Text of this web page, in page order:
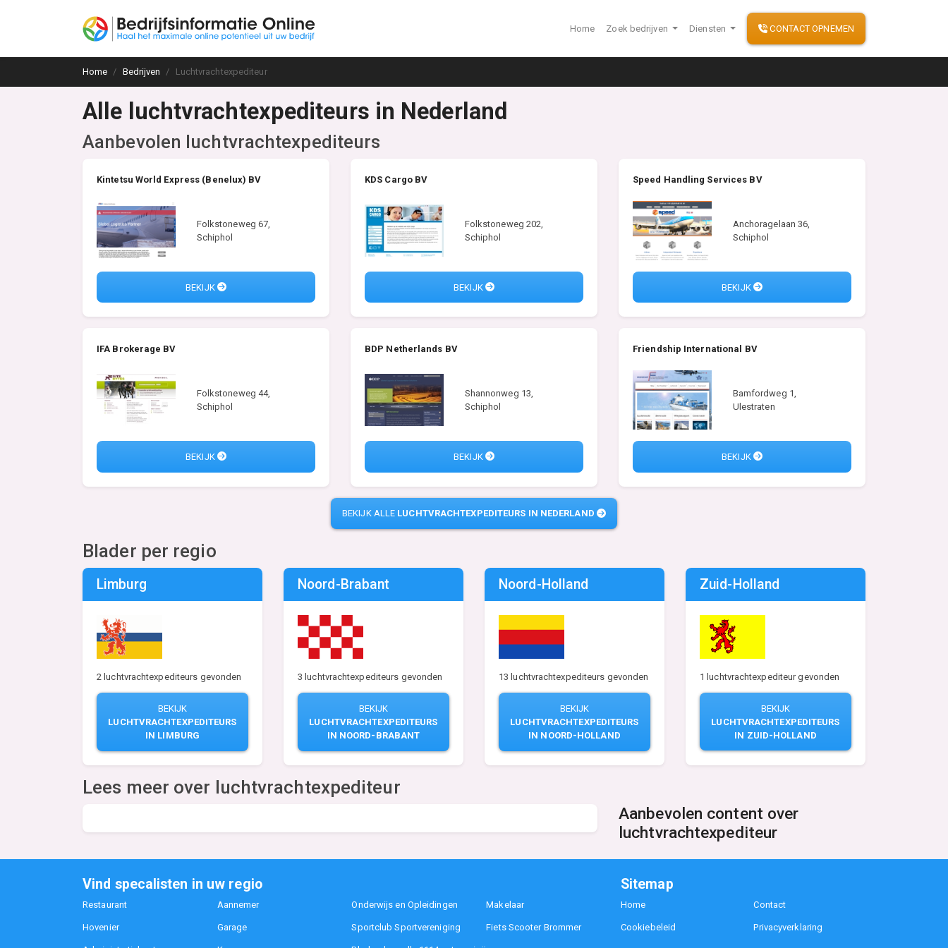
Home Zoek bedrijven Diensten CONTACT OPNEMEN
Home Bedrijven Luchtvrachtexpediteur
Alle luchtvrachtexpediteurs in Nederland
Aanbevolen luchtvrachtexpediteurs
Kintetsu World Express (Benelux) BV
Folkstoneweg 67,
Schiphol
BEKIJK
KDS Cargo BV
Folkstoneweg 202,
Schiphol
BEKIJK
Speed Handling Services BV
Anchoragelaan 36,
Schiphol
BEKIJK
IFA Brokerage BV
Folkstoneweg 44,
Schiphol
BEKIJK
BDP Netherlands BV
Shannonweg 13,
Schiphol
BEKIJK
Friendship International BV
Bamfordweg 1,
Ulestraten
BEKIJK
BEKIJK ALLE LUCHTVRACHTEXPEDITEURS IN NEDERLAND
Blader per regio
Limburg
2 luchtvrachtexpediteurs gevonden
BEKIJK
LUCHTVRACHTEXPEDITEURS
IN LIMBURG
Noord-Brabant
3 luchtvrachtexpediteurs gevonden
BEKIJK
LUCHTVRACHTEXPEDITEURS
IN NOORD-BRABANT
Noord-Holland
13 luchtvrachtexpediteurs gevonden
BEKIJK
LUCHTVRACHTEXPEDITEURS
IN NOORD-HOLLAND
Zuid-Holland
1 luchtvrachtexpediteur gevonden
BEKIJK
LUCHTVRACHTEXPEDITEURS
IN ZUID-HOLLAND
Lees meer over luchtvrachtexpediteur
Aanbevolen content over
luchtvrachtexpediteur
Vind specalisten in uw regio
Restaurant Aannemer Onderwijs en Opleidingen Makelaar
Hovenier Garage Sportclub Sportvereniging Fiets Scooter Brommer
Sitemap
Home Contact
Cookiebeleid Privacyverklaring